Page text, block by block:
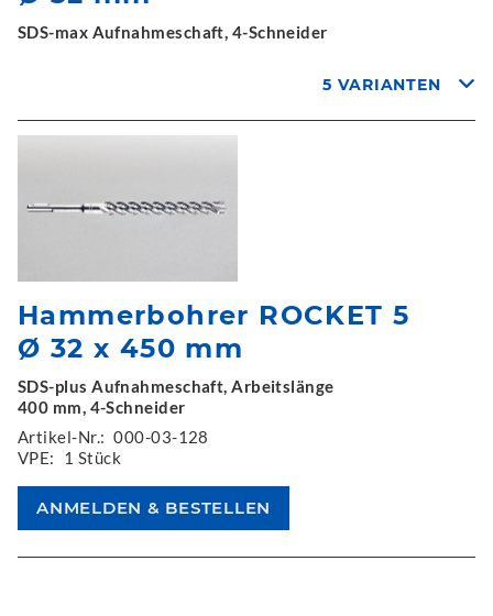
SDS-max Aufnahmeschaft, 4-Schneider
5 VARIANTEN
Hammerbohrer ROCKET 5
Ø 32 x 450 mm
SDS-plus Aufnahmeschaft, Arbeitslänge
400 mm, 4-Schneider
Artikel-Nr.: 000-03-128
VPE:
1 Stück